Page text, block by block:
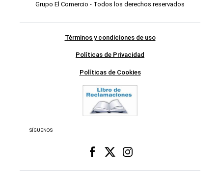
Grupo El Comercio - Todos los derechos reservados
Términos y condiciones de uso
Políticas de Privacidad
Políticas de Cookies
SÍGUENOS